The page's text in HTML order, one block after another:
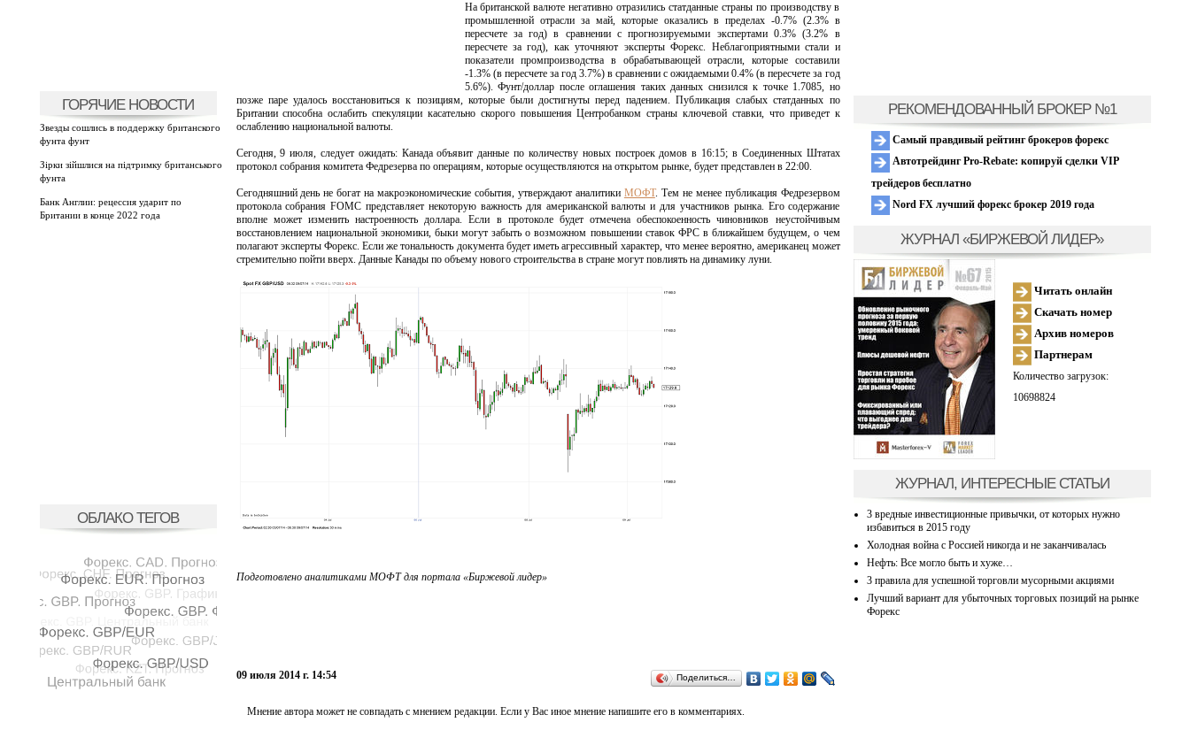
ГОРЯЧИЕ НОВОСТИ
Звезды сошлись в поддержку британского
фунта фунт
Зірки зійшлися на підтримку британського
фунта
Банк Англии: рецессия ударит по
Британии в конце 2022 года
ОБЛАКО ТЕГОВ
На британской валюте негативно отразились статданные страны по производству в
промышленной отрасли за май, которые оказались в пределах -0.7% (2.3% в
пересчете за год) в сравнении с прогнозируемыми экспертами 0.3% (3.2% в
пересчете за год), как уточняют эксперты Форекс. Неблагоприятными стали и
показатели промпроизводства в обрабатывающей отрасли, которые составили
-1.3% (в пересчете за год 3.7%) в сравнении с ожидаемыми 0.4% (в пересчете за год
5.6%). Фунт/доллар после оглашения таких данных снизился к точке 1.7085, но
позже паре удалось восстановиться к позициям, которые были достигнуты перед падением. Публикация слабых статданных по
Британии способна ослабить спекуляции касательно скорого повышения Центробанком страны ключевой ставки, что приведет к
ослаблению национальной валюты.
Сегодня, 9 июля, следует ожидать: Канада объявит данные по количеству новых построек домов в 16:15; в Соединенных Штатах
протокол собрания комитета Федрезерва по операциям, которые осуществляются на открытом рынке, будет представлен в 22:00.
Сегодняшний день не богат на макроэкономические события, утверждают аналитики МОФТ. Тем не менее публикация Федрезервом
протокола собрания FOMC представляет некоторую важность для американской валюты и для участников рынка. Его содержание
вполне может изменить настроенность доллара. Если в протоколе будет отмечена обеспокоенность чиновников неустойчивым
восстановлением национальной экономики, быки могут забыть о возможном повышении ставок ФРС в ближайшем будущем, о чем
полагают эксперты Форекс. Если же тональность документа будет иметь агрессивный характер, что менее вероятно, американец может
стремительно пойти вверх. Данные Канады по объему нового строительства в стране могут повлиять на динамику луни.
Подготовлено аналитиками МОФТ для портала «Биржевой лидер»
09 июля 2014 г. 14:54 Поделиться…
Мнение автора может не совпадать с мнением редакции. Если у Вас иное мнение напишите его в комментариях.
РЕКОМЕНДОВАННЫЙ БРОКЕР №1
Самый правдивый рейтинг брокеров форекс
Автотрейдинг Pro-Rebate: копируй сделки VIP
трейдеров бесплатно
Nord FX лучший форекс брокер 2019 года
ЖУРНАЛ «БИРЖЕВОЙ ЛИДЕР»
Читать онлайн
Скачать номер
Архив номеров
Партнерам
Количество загрузок:
10698824
ЖУРНАЛ, ИНТЕРЕСНЫЕ СТАТЬИ
3 вредные инвестиционные привычки, от которых нужно
избавиться в 2015 году
Холодная война с Россией никогда и не заканчивалась
Нефть: Все могло быть и хуже…
3 правила для успешной торговли мусорными акциями
Лучший вариант для убыточных торговых позиций на рынке
Форекс